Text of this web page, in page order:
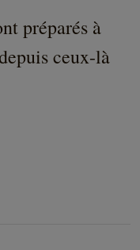
préparés à
ceux-là